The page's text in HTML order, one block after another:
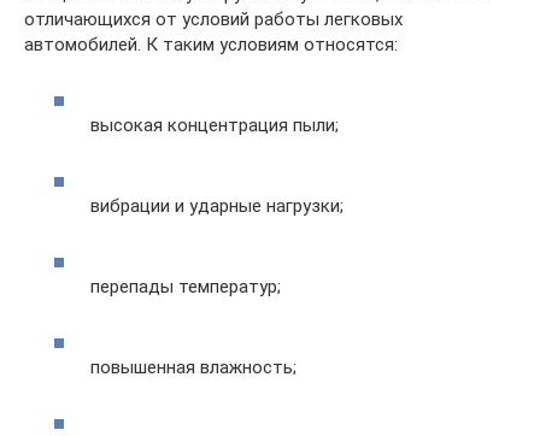
отличающихся от условий работы легковых
автомобилей. К таким условиям относятся:
высокая концентрация пыли;
вибрации и ударные нагрузки;
перепады температур;
повышенная влажность;